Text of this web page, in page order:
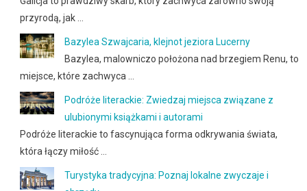
przyrodą, jak …
Bazylea Szwajcaria, klejnot jeziora Lucerny
Bazylea, malowniczo położona nad brzegiem Renu, to
miejsce, które zachwyca …
Podróże literackie: Zwiedzaj miejsca związane z
ulubionymi książkami i autorami
Podróże literackie to fascynująca forma odkrywania świata,
która łączy miłość …
Turystyka tradycyjna: Poznaj lokalne zwyczaje i